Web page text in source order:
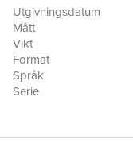
fun for children age 5
Utgivningsdatum
Mått
Vikt
Format
Språk
Serie
Illustratör